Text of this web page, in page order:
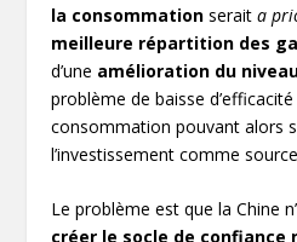
la consommation seraita
meilleure répartition des
d’une amélioration du
problème de baisse
consommation pouvant alors
l’investissement comme
Le problème est que la Chine
créer le socle de confiance